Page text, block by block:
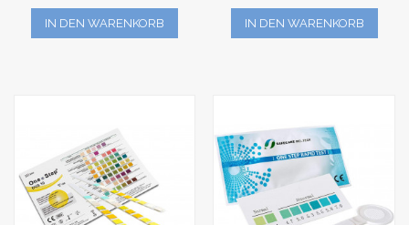
IN DEN WARENKORB IN DEN WARENKORB